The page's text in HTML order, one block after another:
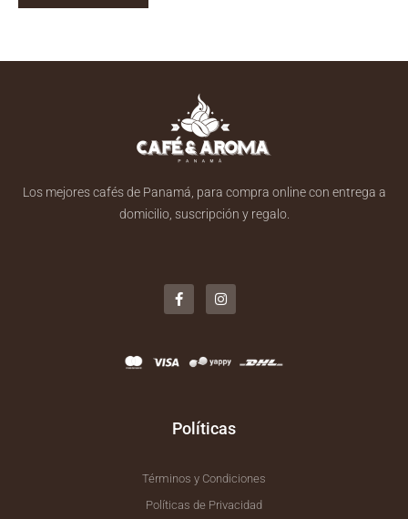
Los mejores cafés de Panamá, para compra online con entrega a
domicilio, suscripción y regalo.
a
c
e
o
k
n
s
t
a
Políticas
Términos y Condiciones
Políticas de Privacidad